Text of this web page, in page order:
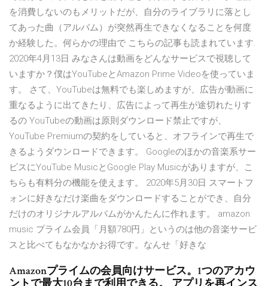
を消費しないのもメリットだが、自分のライブラリに落とし
てあった曲（アルバム）が突然再生できなくなることを何度
か経験した。何らかの理由で こちらの記事も読まれています.
2020年4月13日 みなさんは動画をどんなサービスで視聴して
いますか？僕はYouTubeとAmazon Prime Videoを使っていま
す。 さて、YouTubeは無料でも楽しめますが、広告が動画に
重なるように出てきたり、広告によって再生が途切れたりす
るの YouTubeの動画は原則ダウンロード禁止ですが、
YouTube Premiumの契約をしていると、オフラインで再生で
きるようダウンロードできます。 Googleのほかの音楽系サー
ビスにYouTube MusicとGoogle Play Musicがありますが、こ
ちらも有料分の機能を使えます。 2020年5月30日 スマートフ
ォンに好きなだけ楽曲をダウンロードすることができ、自分
だけのオリジナルアルバムがかんたんに作れます。 amazon
music プライム会員「月額780円」というのは他の音楽サービ
スと比べてもなかなかお得です。なんせ「好きな
Amazonプライムの会員向けサービス。1つのアカウ